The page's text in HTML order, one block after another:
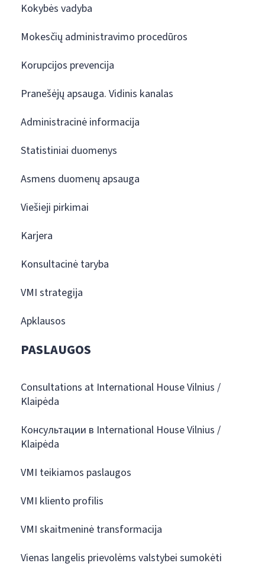
Kokybės vadyba
Mokesčių administravimo procedūros
Korupcijos prevencija
Pranešėjų apsauga. Vidinis kanalas
Administracinė informacija
Statistiniai duomenys
Asmens duomenų apsauga
Viešieji pirkimai
Karjera
Konsultacinė taryba
VMI strategija
Apklausos
PASLAUGOS
Consultations at International House Vilnius /
Klaipėda
Консультации в International House Vilnius /
Klaipėda
VMI teikiamos paslaugos
VMI kliento profilis
VMI skaitmeninė transformacija
Vienas langelis prievolėms valstybei sumokėti